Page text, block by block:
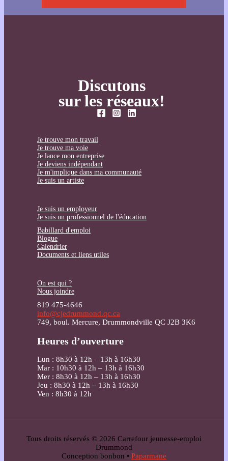
Discutons
sur les réseaux!
Je trouve mon travail
Je trouve ma voie
Je lance mon entreprise
Je deviens indépendant
Je m'implique dans ma communauté
Je suis un artiste
Je suis un employeur
Je suis un professionnel de l'éducation
Babillard d'emploi
Blogue
Calendrier
Documents et liens utiles
On est qui ?
Nous joindre
819 475-4646
info@cjedrummond.qc.ca
749, boul. Mercure, Drummondville QC J2B 3K6
Heures d’ouverture
Lun : 8h30 à 12h – 13h à 16h30
Mar : 10h30 à 12h – 13h à 16h30
Mer : 8h30 à 12h – 13h à 16h30
Jeu : 8h30 à 12h – 13h à 16h30
Ven : 8h30 à 12h
Tous droits réservés © 2026 Carrefour jeunesse-emploi
Drummond
Conception bonbon • Paparmane